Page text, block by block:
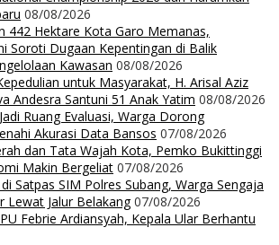
08/08/2026
442 Hektare Kota Garo Memanas,
Soroti Dugaan Kepentingan di Balik
Kawasan 08/08/2026
untuk Masyarakat, H. Arisal Aziz
Andesra Santuni 51 Anak Yatim 08/08/2026
Ruang Evaluasi, Warga Dorong
Akurasi Data Bansos 07/08/2026
dan Tata Wajah Kota, Pemko Bukittinggi
Makin Bergeliat 07/08/2026
Satpas SIM Polres Subang, Warga Sengaja
Lewat Jalur Belakang 07/08/2026
Febrie Ardiansyah, Kepala Ular Berhantu